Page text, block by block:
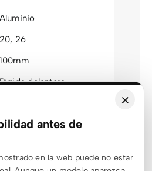
Aluminio
20, 26
100mm
delantera
105
Disco
×
antes de
en la web puede no estar